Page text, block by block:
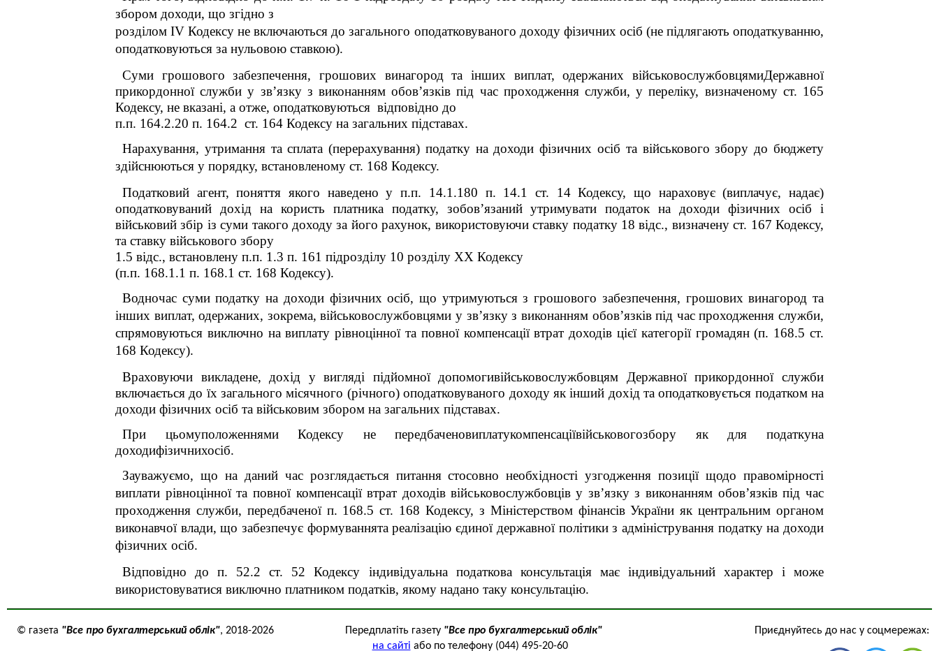
збором доходи, що згідно з
розділом IV Кодексу не включаються до загального оподатковуваного доходу фізичних осіб (не підлягають оподаткуванню,
оподатковуються за нульовою ставкою).
Суми грошового забезпечення, грошових винагород та інших виплат, одержаних військовослужбовцямиДержавної
прикордонної служби у зв’язку з виконанням обов’язків під час проходження служби, у переліку, визначеному ст. 165
Кодексу, не вказані, а отже, оподатковуються відповідно до
п.п. 164.2.20 п. 164.2 ст. 164 Кодексу на загальних підставах.
Нарахування, утримання та сплата (перерахування) податку на доходи фізичних осіб та військового збору до бюджету
здійснюються у порядку, встановленому ст. 168 Кодексу.
Податковий агент, поняття якого наведено у п.п. 14.1.180 п. 14.1 ст. 14 Кодексу, що нараховує (виплачує, надає)
оподатковуваний дохід на користь платника податку, зобов’язаний утримуватиподаток на доходи фізичних осіб і
військовий збір із суми такого доходу за його рахунок, використовуючи ставку податку 18 відс., визначену ст. 167 Кодексу,
та ставку військового збору
1.5 відс., встановлену п.п. 1.3 п. 161 підрозділу 10 розділу ХХ Кодексу
(п.п. 168.1.1 п. 168.1 ст. 168 Кодексу).
Водночас суми податку на доходи фізичних осіб, що утримуються з грошового забезпечення, грошових винагород та
інших виплат, одержаних, зокрема, військовослужбовцями у зв’язку з виконанням обов’язків під час проходження служби,
спрямовуються виключно на виплату рівноцінної та повної компенсації втрат доходів цієї категорії громадян (п. 168.5 ст.
168 Кодексу).
Враховуючи викладене, дохід у вигляді підйомної допомогивійськовослужбовцям Державної прикордонної служби
включається до їх загального місячного (річного) оподатковуваного доходу як інший дохід та оподатковується податком на
доходи фізичних осіб та військовим збором на загальних підставах.
При цьомуположеннями Кодексу не передбаченовиплатукомпенсаціївійськовогозбору як для податкуна
доходифізичнихосіб.
Зауважуємо, що на даний час розглядається питання стосовно необхідності узгодження позиції щодо правомірності
виплати рівноцінної та повної компенсації втрат доходів військовослужбовців у зв’язку з виконанням обов’язків під час
проходження служби, передбаченої п. 168.5 ст. 168 Кодексу, з Міністерством фінансів України як центральним органом
виконавчої влади, що забезпечує формуваннята реалізацію єдиної державної політики з адміністрування податку на доходи
фізичних осіб.
Відповідно до п. 52.2 ст. 52 Кодексу індивідуальна податкова консультація має індивідуальний характер і може
використовуватися виключно платником податків, якому надано таку консультацію.
© газета "Все про бухгалтерський облік", 2018-2026 Передплатіть газету "Все про бухгалтерський облік"
на сайті або по телефону (044) 495-20-60
Приєднуйтесь до нас у соцмережах: